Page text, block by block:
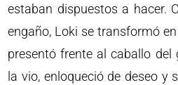
estaban dispuestos a hacer.
engaño, Loki se transformó
presentó frente al caballo del
la vio, enloqueció de deseo y